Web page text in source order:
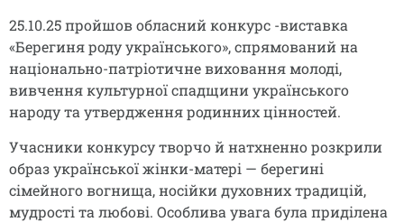
25.10.25 пройшов обласний конкурс -виставка
«Берегиня роду українського», спрямований на
національно-патріотичне виховання молоді,
вивчення культурної спадщини українського
народу та утвердження родинних цінностей.
Учасники конкурсу творчо й натхненно розкрили
образ української жінки-матері — берегині
сімейного вогнища, носійки духовних традицій,
мудрості та любові. Особлива увага була приділена